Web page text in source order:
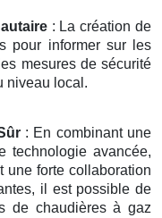
: La création de
pour informer sur les
mesures de sécurité
niveau local.
: En combinant une
technologie avancée,
une forte collaboration
il est possible de
de chaudières à gaz